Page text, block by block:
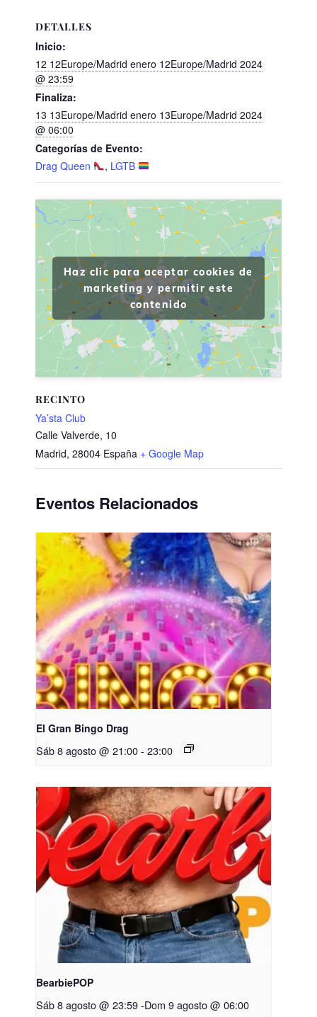
DETALLES
Inicio:
12 12Europe/Madrid enero 12Europe/Madrid 2024
@ 23:59
Finaliza:
13 13Europe/Madrid enero 13Europe/Madrid 2024
@ 06:00
Categorías de Evento:
Drag Queen
, LGTB
RECINTO
Ya’sta Club
Calle Valverde, 10
Madrid, 28004 España + Google Map
Haz clic para aceptar cookies de
marketing y permitir este
contenido
Eventos Relacionados
El Gran Bingo Drag
Sáb 8 agosto @ 21:00- 23:00
BearbiePOP
Sáb 8 agosto @ 23:59-Dom 9 agosto @ 06:00